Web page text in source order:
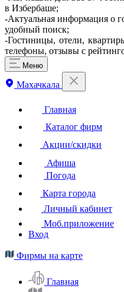
в Избербаше;
-Актуальная информация о
удобный поиск;
-Гостиницы, отели,
телефоны, отзывы с
Меню
Махачкала
Главная
Каталог фирм
Акции/скидки
Афиша
Погода
Карта города
Личный кабинет
Моб.приложение
Вход
Фирмы на карте
Главная